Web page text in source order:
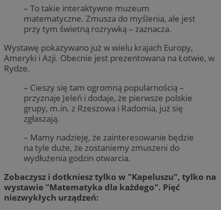
– To takie interaktywne muzeum
matematyczne. Zmusza do myślenia, ale jest
przy tym świetną rozrywką – zaznacza.
Wystawę pokazywano już w wielu krajach Europy,
Ameryki i Azji. Obecnie jest prezentowana na Łotwie, w
Rydze.
– Cieszy się tam ogromną popularnością –
przyznaje Jeleń i dodaje, że pierwsze polskie
grupy, m.in. z Rzeszowa i Radomia, już się
zgłaszają.
– Mamy nadzieję, że zainteresowanie będzie
na tyle duże, że zostaniemy zmuszeni do
wydłużenia godzin otwarcia.
Zobaczysz i dotkniesz tylko w "Kapeluszu", tylko na
wystawie "Matematyka dla każdego". Pięć
niezwykłych urządzeń: